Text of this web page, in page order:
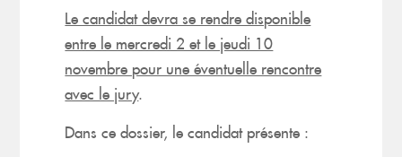
Le candidat devra se rendre disponible
entre le mercredi 2 et le jeudi 10
novembre pour une éventuelle rencontre
avec le jury.
Dans ce dossier, le candidat présente :